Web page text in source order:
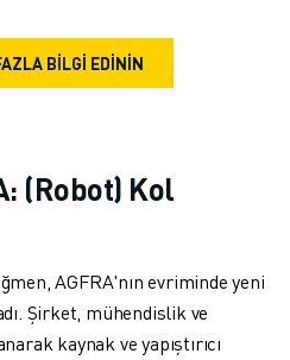
BİLGİ EDİNİN
(Robot) Kol
AGFRA'nın evriminde yeni
Şirket, mühendislik ve
kaynak ve yapıştırıcı